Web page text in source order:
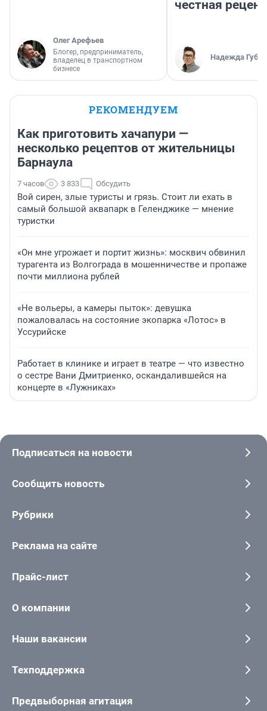
Олег Арефьев
Блогер, предприниматель,
владелец в транспортном
бизнесе
честная
Надежда
РЕКОМЕНДУЕМ
Как приготовить хачапури —
несколько рецептов от жительницы
Барнаула
7 часов 3 833 Обсудить
Вой сирен, злые туристы и грязь. Стоит ли ехать в
самый большой аквапарк в Геленджике — мнение
туристки
«Он мне угрожает и портит жизнь»: москвич обвинил
турагента из Волгограда в мошенничестве и пропаже
почти миллиона рублей
«Не вольеры, а камеры пыток»: девушка
пожаловалась на состояние экопарка «Лотос» в
Уссурийске
Работает в клинике и играет в театре — что известно
о сестре Вани Дмитриенко, оскандалившейся на
концерте в «Лужниках»
Подписаться на новости
Сообщить новость
Рубрики
Реклама на сайте
Прайс-лист
О компании
Наши вакансии
Техподдержка
Предвыборная агитация